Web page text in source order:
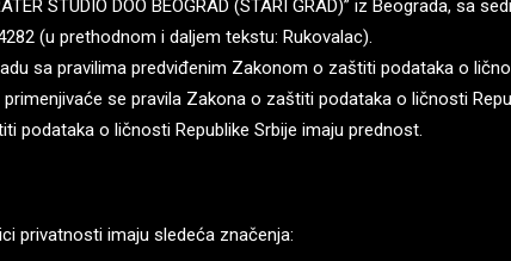
STUDIO DOO BEOGRAD (STARI GRAD)” iz Beograda, sa
(u prethodnom i daljem tekstu: Rukovalac).
sa pravilima predviđenim Zakonom o zaštiti podataka o
se pravila Zakona o zaštiti podataka o ličnosti
podataka o ličnosti Republike Srbije imaju prednost.
privatnosti imaju sledeća značenja: